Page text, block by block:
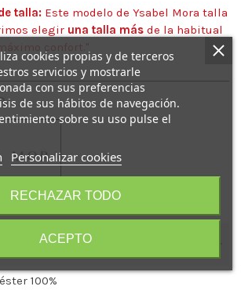
talla: Este modelo de Ysabel Mora talla
elegir una talla más de la habitual
confort."
100%
cookies propias y de terceros
servicios y mostrarle
con sus preferencias
de sus hábitos de navegación.
sobre su uso pulse el
Personalizar cookies
RECHAZAR TODO
ACEPTO